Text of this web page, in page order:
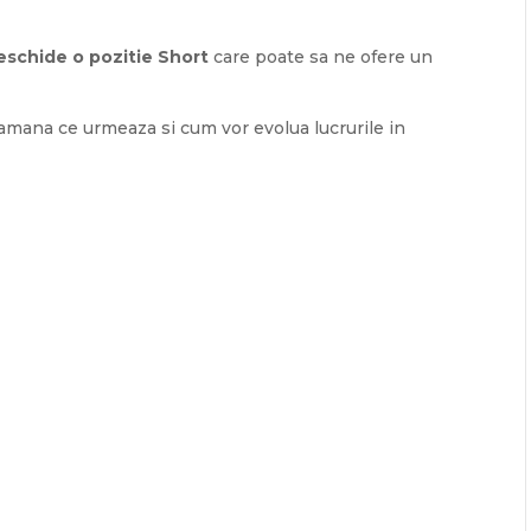
o pozitie Short care poate sa ne ofere un
ce urmeaza si cum vor evolua lucrurile in